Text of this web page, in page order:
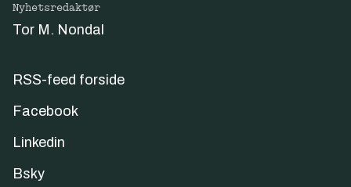
Nyhetsredaktør
Tor M. Nondal
RSS-feed forside
Facebook
Linkedin
Bsky